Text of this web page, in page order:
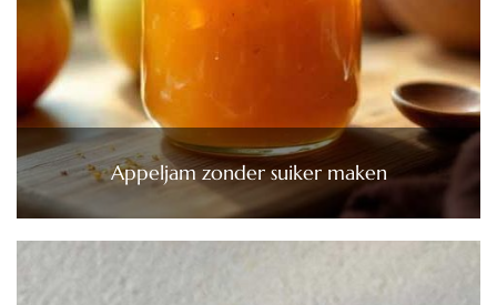
Appeljam zonder suiker maken